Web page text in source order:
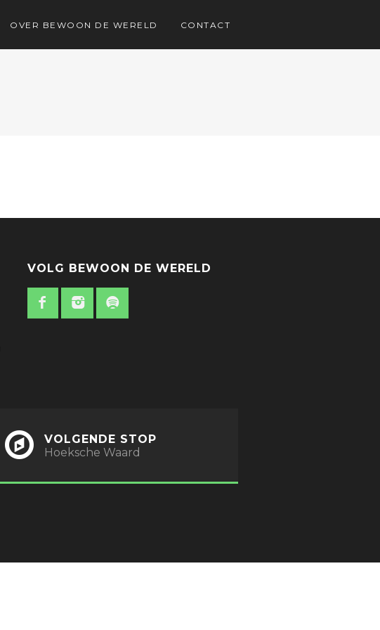
OVER BEWOON DE WERELD CONTACT
VOLG BEWOON DE WERELD
VOLGENDE STOP
Hoeksche Waard